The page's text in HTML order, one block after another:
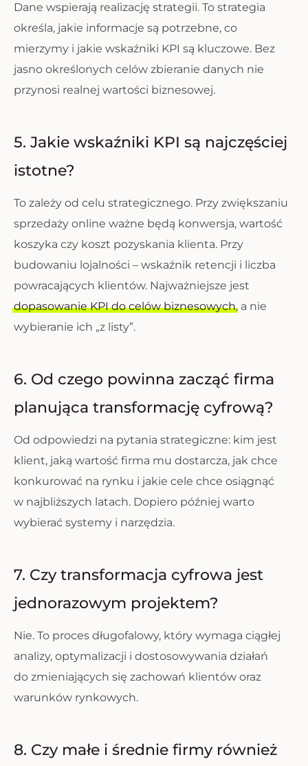
Dane wspierają realizację strategii. To strategia
określa, jakie informacje są potrzebne, co
mierzymy i jakie wskaźniki KPI są kluczowe. Bez
jasno określonych celów zbieranie danych nie
przynosi realnej wartości biznesowej.
5. Jakie wskaźniki KPI są najczęściej
istotne?
To zależy od celu strategicznego. Przy zwiększaniu
sprzedaży online ważne będą konwersja, wartość
koszyka czy koszt pozyskania klienta. Przy
budowaniu lojalności – wskaźnik retencji i liczba
powracających klientów. Najważniejsze jest
dopasowanie KPI do celów biznesowych, a nie
wybieranie ich „z listy”.
6. Od czego powinna zacząć firma
planująca transformację cyfrową?
Od odpowiedzi na pytania strategiczne: kim jest
klient, jaką wartość firma mu dostarcza, jak chce
konkurować na rynku i jakie cele chce osiągnąć
w najbliższych latach. Dopiero później warto
wybierać systemy i narzędzia.
7. Czy transformacja cyfrowa jest
jednorazowym projektem?
Nie. To proces długofalowy, który wymaga ciągłej
analizy, optymalizacji i dostosowywania działań
do zmieniających się zachowań klientów oraz
warunków rynkowych.
8. Czy małe i średnie firmy również